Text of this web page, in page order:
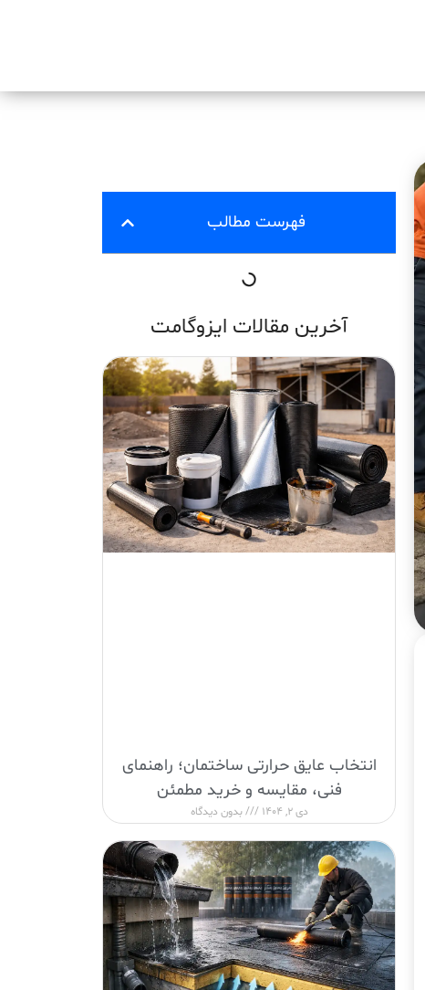
فهرست مطالب
آخرین مقالات ایزوگامت
انتخاب عایق حرارتی ساختمان؛ راهنمای
فنی، مقایسه و خرید مطمئن
دی 2, 1404 بدون دیدگاه